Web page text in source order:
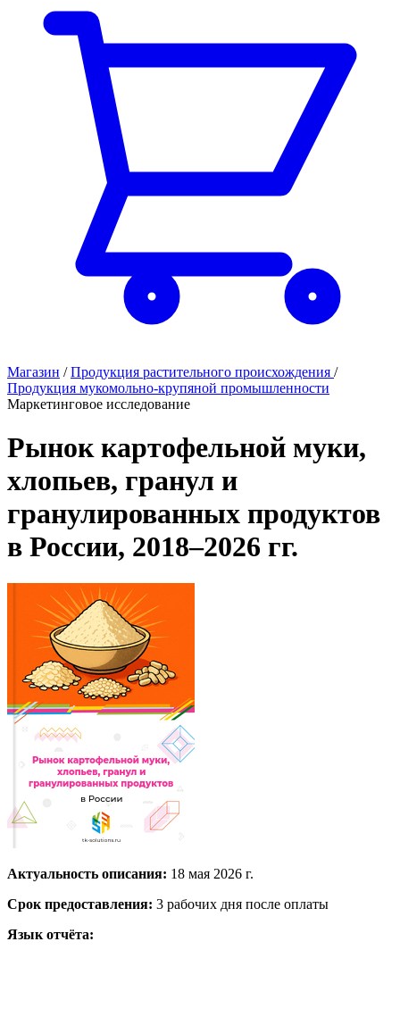
Магазин / Продукция растительного происхождения /
Продукция мукомольно-крупяной промышленности
Маркетинговое исследование
Рынок картофельной муки,
хлопьев, гранул и
гранулированных продуктов
в России, 2018–2026 гг.
Актуальность описания: 18 мая 2026 г.
Срок предоставления: 3 рабочих дня после оплаты
Язык отчёта: